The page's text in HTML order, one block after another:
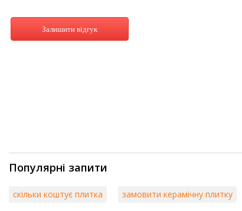
Залишити відгук
Популярні запити
скільки коштує плитка замовити керамічну плитку